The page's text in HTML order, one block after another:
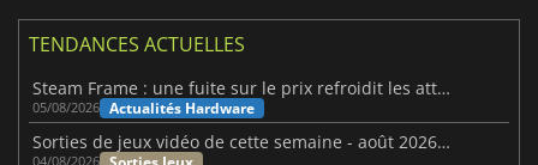
TENDANCES ACTUELLES
Steam Frame : une fuite sur le prix refroidit les attentes VR
05/08/2026 Actualités Hardware
Sorties de jeux vidéo de cette semaine - août 2026 (semaine 32)
04/08/2026